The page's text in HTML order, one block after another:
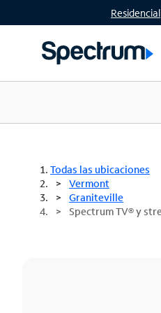
Residencial
Todas las ubicaciones
Vermont
Graniteville
Spectrum TV® y